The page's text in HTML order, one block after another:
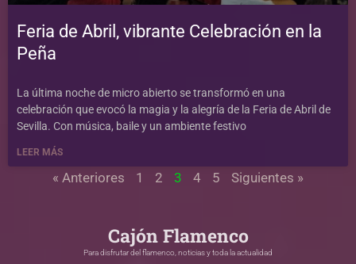
Feria de Abril, vibrante Celebración en la
Peña
La última noche de micro abierto se transformó en una
celebración que evocó la magia y la alegría de la Feria de Abril de
Sevilla. Con música, baile y un ambiente festivo
LEER MÁS
« Anteriores 1 2 3 4 5 Siguientes »
Cajón Flamenco
Para disfrutar del flamenco, noticias y toda la actualidad